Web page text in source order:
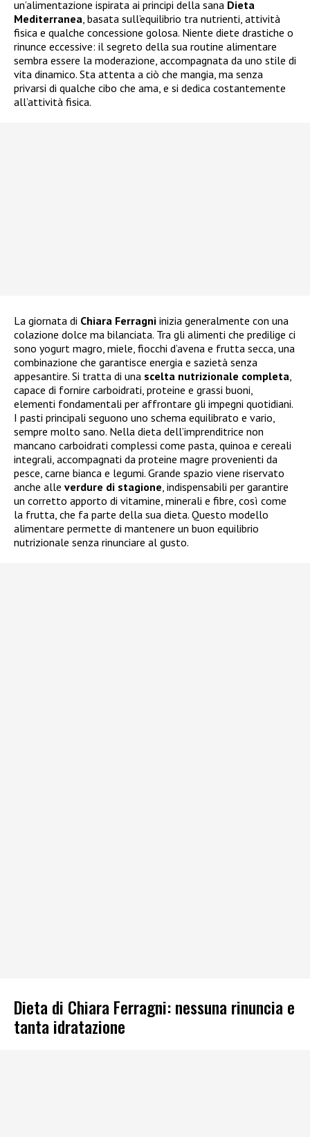
un’alimentazione ispirata ai principi della sana Dieta
Mediterranea , basata sull’equilibrio tra nutrienti, attività
fisica e qualche concessione golosa. Niente diete drastiche o
rinunce eccessive: il segreto della sua routine alimentare
sembra essere la moderazione, accompagnata da uno stile di
vita dinamico. Sta attenta a ciò che mangia, ma senza
privarsi di qualche cibo che ama, e si dedica costantemente
all’attività fisica.
La giornata di Chiara Ferragni inizia generalmente con una
colazione dolce ma bilanciata. Tra gli alimenti che predilige ci
sono yogurt magro, miele, fiocchi d’avena e frutta secca, una
combinazione che garantisce energia e sazietà senza
appesantire. Si tratta di una scelta nutrizionale completa,
capace di fornire carboidrati, proteine e grassi buoni,
elementi fondamentali per affrontare gli impegni quotidiani.
I pasti principali seguono uno schema equilibrato e vario,
sempre molto sano. Nella dieta dell’imprenditrice non
mancano carboidrati complessi come pasta, quinoa e cereali
integrali, accompagnati da proteine magre provenienti da
pesce, carne bianca e legumi. Grande spazio viene riservato
anche alle verdure di stagione, indispensabili per garantire
un corretto apporto di vitamine, minerali e fibre, così come
la frutta, che fa parte della sua dieta. Questo modello
alimentare permette di mantenere un buon equilibrio
nutrizionale senza rinunciare al gusto.
Dieta di Chiara Ferragni: nessuna rinuncia e
tanta idratazione